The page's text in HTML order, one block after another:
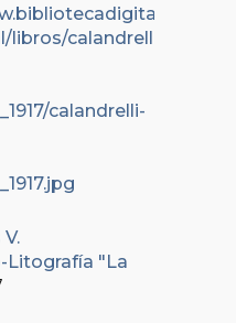
Litografía "La